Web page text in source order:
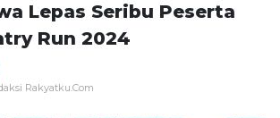
Lepas Seribu Peserta
Run 2024
Rakyatku.Com